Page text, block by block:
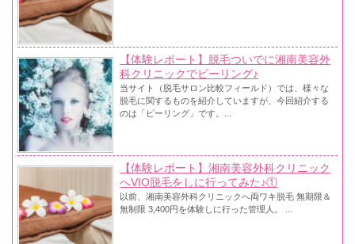
【体験レポート】脱毛ついでに湘南美容外
科クリニックでピーリング♪
当サイト（脱毛サロン比較フィールド）では、様々な
脱毛に関するものを紹介していますが、今回紹介する
のは「ピーリング」です。...
【体験レポート】湘南美容外科クリニック
へVIO脱毛をしに行ってみた♪①
以前、湘南美容外科クリニックへ両ワキ脱毛 無期限＆
無制限 3,400円を体験しに行った管理人。 ...